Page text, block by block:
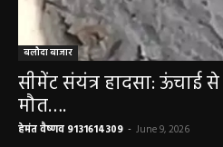
बलौदा बाजार
सीमेंट संयंत्र हादसा: ऊंचाई
मौत….
हेमंत वैष्णव 9131614309 - June 9, 2026